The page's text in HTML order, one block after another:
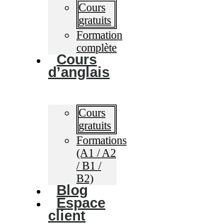
Cours
gratuits
Formation
complète
Cours
d’anglais
Cours
gratuits
Formations
(A1 / A2
/ B1 /
B2)
Blog
Espace
client